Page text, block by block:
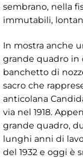
sembrano, nella
immutabili,
In mostra anche
grande quadro in
banchetto di
sacro che
anticolana
via nel 1918.
grande quadro,
lunghi anni di
del 1932 e oggi è